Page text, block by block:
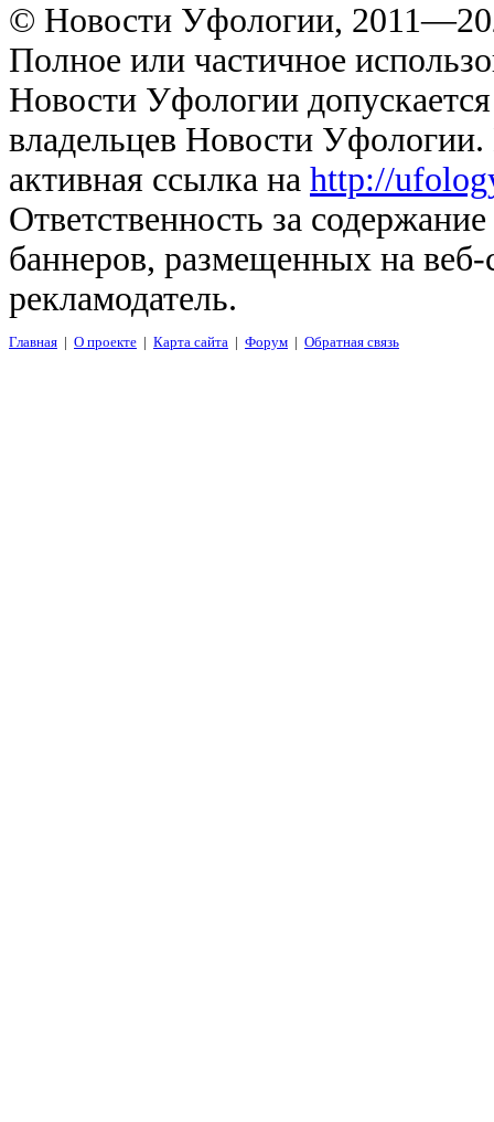
© Новости Уфологии,
Полное или частичное
Новости Уфологии
владельцев Новости
активная ссылка на http://
Ответственность за
баннеров, размещенных на
рекламодатель.
Главная | О проекте | Карта сайта | Форум | Обратная связь